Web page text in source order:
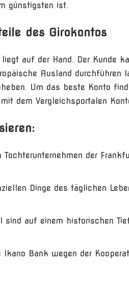
günstigsten ist.
des Girokontos
auf der Hand. Der Kunde
Ausland
Um das beste Konto
dem Vergleichsportalen
der
Dinge des täglichen
sind auf einem historischen
Ikano Bank wegen der